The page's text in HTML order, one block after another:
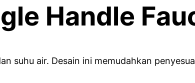
Handle
suhu air. Desain ini memudahkan